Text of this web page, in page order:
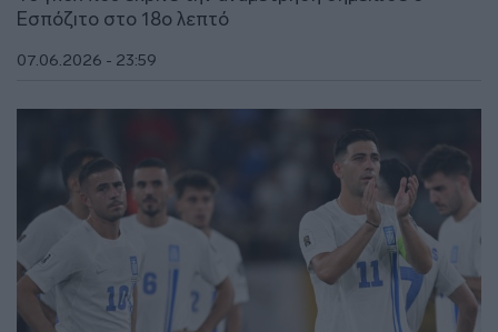
Εσπόζιτο στο 18ο λεπτό
07.06.2026 - 23:59